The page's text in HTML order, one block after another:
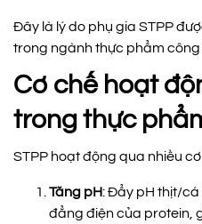
Đây là lý do phụ gia STPP
trong ngành thực phẩm công
Cơ chế hoạt
trong thực
STPP hoạt động qua nhiều
Tăng pH: Đẩy pH thịt/cá
đẳng điện của protein,